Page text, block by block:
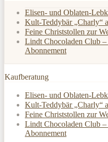
Elisen- und Oblaten-
Kult-Teddybär „Charly“
Feine Christstollen zur
Lindt Chocoladen Club
Abonnement
Kaufberatung
Elisen- und Oblaten-
Kult-Teddybär „Charly“
Feine Christstollen zur
Lindt Chocoladen Club
Abonnement